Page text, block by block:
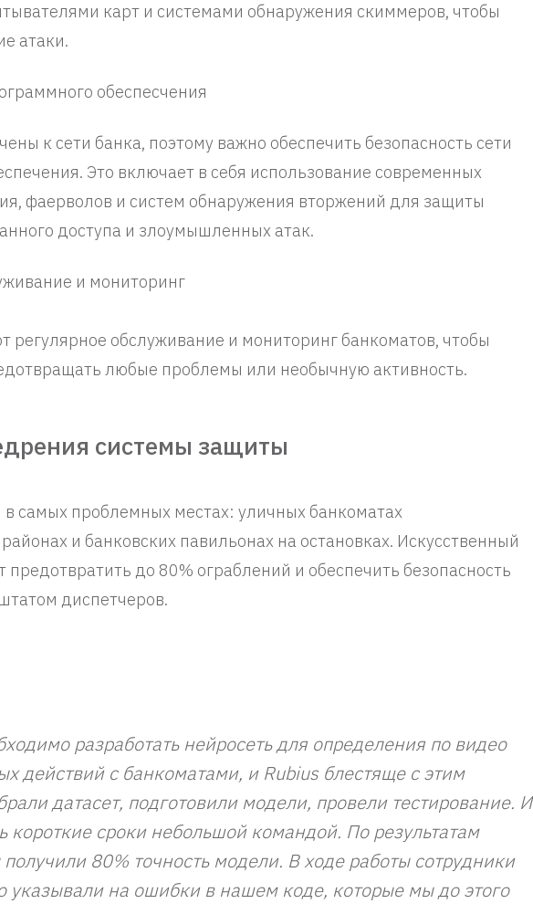
карт и системами обнаружения скиммеров, чтобы
атаки.
обеспесчения
к сети банка, поэтому важно обеспечить безопасность сети
Это включает в себя использование современных
фаерволов и систем обнаружения вторжений для защиты
доступа и злоумышленных атак.
и мониторинг
регулярное обслуживание и мониторинг банкоматов, чтобы
любые проблемы или необычную активность.
системы защиты
самых проблемных местах: уличных банкоматах
и банковских павильонах на остановках. Искусственный
предотвратить до 80% ограблений и обеспечить безопасность
диспетчеров.
разработать нейросеть для определения по видео
действий с банкоматами, и Rubius блестяще с этим
датасет, подготовили модели, провели тестирование. И
короткие сроки небольшой командой. По результатам
80% точность модели. В ходе работы сотрудники
указывали на ошибки в нашем коде, которые мы до этого